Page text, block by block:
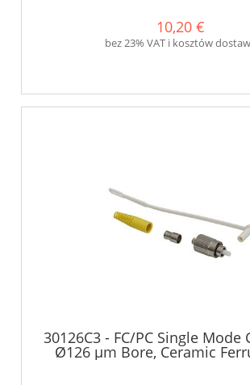
10,20 €
bez 23% VAT i kosztów
30126C3 - FC/PC Single Mode
Ø126 µm Bore, Ceramic